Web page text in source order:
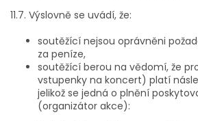
11.7. Výslovně se uvádí, že:
soutěžící nejsou oprávněni
za peníze,
soutěžící berou na vědomí, že
vstupenky na koncert) platí
jelikož se jedná o plnění
(organizátor akce):